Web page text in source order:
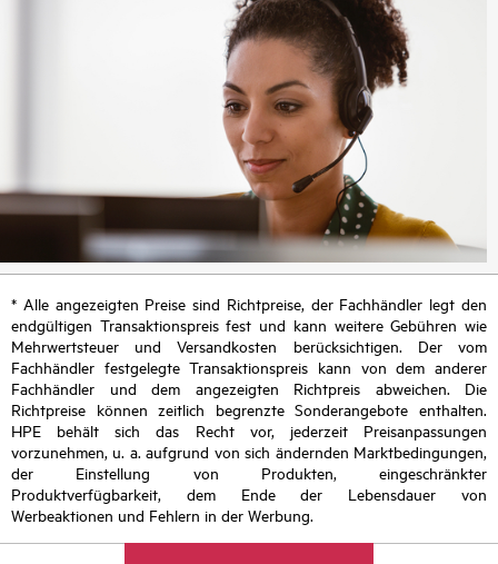
* Alle angezeigten Preise sind Richtpreise, der Fachhändler legt den
endgültigen Transaktionspreis fest und kann weitere Gebühren wie
Mehrwertsteuer und Versandkosten berücksichtigen. Der vom
Fachhändler festgelegte Transaktionspreis kann von dem anderer
Fachhändler und dem angezeigten Richtpreis abweichen. Die
Richtpreise können zeitlich begrenzte Sonderangebote enthalten.
HPE behält sich das Recht vor, jederzeit Preisanpassungen
vorzunehmen, u. a. aufgrund von sich ändernden Marktbedingungen,
der Einstellung von Produkten, eingeschränkter
Produktverfügbarkeit, dem Ende der Lebensdauer von
Werbeaktionen und Fehlern in der Werbung.